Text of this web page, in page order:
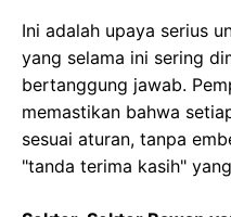
Ini adalah upaya serius
yang selama ini sering
bertanggung jawab.
memastikan bahwa
sesuai aturan, tanpa
"tanda terima kasih"